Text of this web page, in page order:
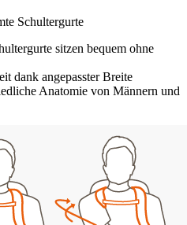
Schultergurte
sitzen bequem ohne
dank angepasster Breite
Anatomie von Männern und